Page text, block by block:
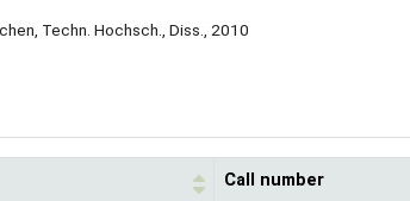
Techn. Hochsch., Diss., 2010
Call number